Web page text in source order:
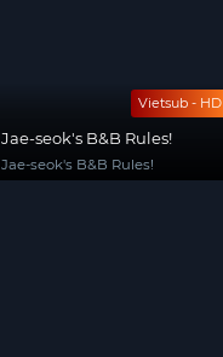
Vietsub - HD
Jae-seok's B&B Rules!
Jae-seok's B&B Rules!